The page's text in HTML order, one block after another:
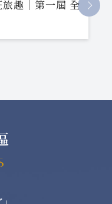
More
趣 x 寵物瑜珈